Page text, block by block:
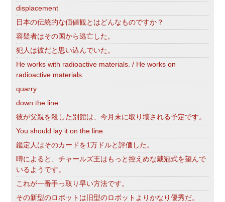
displacement
日本の伝統的な価値観とはどんなものですか？
容疑者はその国から逃亡した。
犯人は彼だと思い込んでいた。
He works with radioactive materials. / He works on
radioactive materials.
quarry
down the line
彼が父親を殺した別館は、今月末に取り壊される予定です。
You should lay it on the line.
鑑定人はそのカードを1万ドルと評価した。
噂によると、チャールズ王はもっと控えめな戴冠式を望んで
いるようです。
これが一番手っ取り早い方法です。
その新型のロボットは旧型のロボットよりかなり優秀だ。